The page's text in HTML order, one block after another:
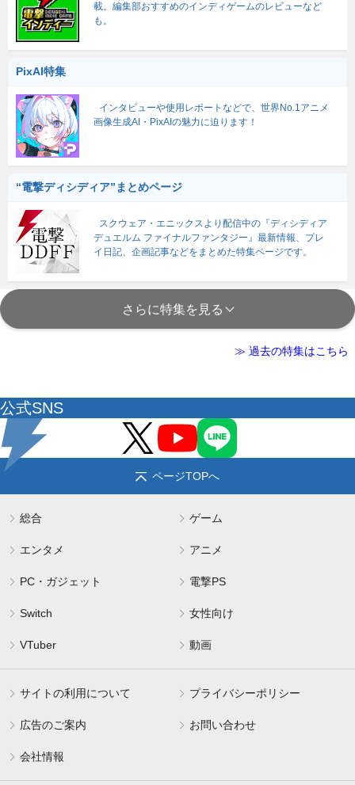
載。編集部おすすめのインディゲームのレビューなど
も。
PixAI特集
インタビューや使用レポートなどで、世界No.1アニメ
画像生成AI・PixAIの魅力に迫ります！
“電撃ディシディア”まとめページ
スクウェア・エニックスより配信中の『ディシディア
デュエルム ファイナルファンタジー』最新情報、プレ
イ日記、企画記事などをまとめた特集ページです。
さらに特集を見る
≫ 過去の特集はこちら
公式SNS
ページTOPへ
総合 ゲーム
エンタメ アニメ
PC・ガジェット 電撃PS
Switch 女性向け
VTuber 動画
サイトの利用について プライバシーポリシー
広告のご案内 お問い合わせ
会社情報